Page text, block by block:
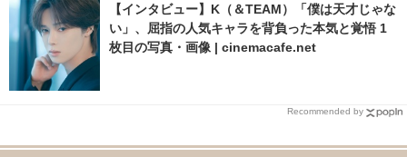
【インタビュー】K（＆TEAM）「僕は天才じゃな
い」、屈指の人気キャラを背負った本気と覚悟 1
枚目の写真・画像 | cinemacafe.net
Recommended by